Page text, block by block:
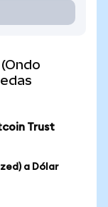
Trust
a Dólar